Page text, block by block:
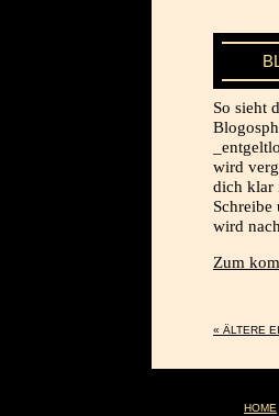
So sieht
wird
dich klar
wird
Zum
« ÄLTERE
HOME